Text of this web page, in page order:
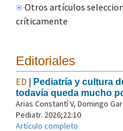
Otros artículos
críticamente
Editoriales
ED | Pediatría y cultura
todavía queda mucho
Arias Constantí V, Domingo
Pediatr. 2026;22:10
Artículo completo